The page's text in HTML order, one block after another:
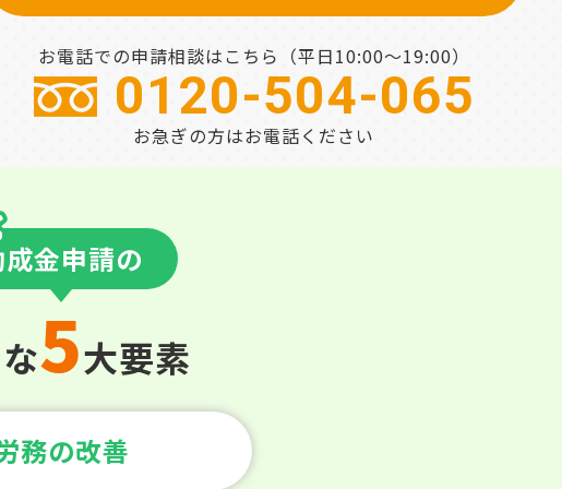
お電話での申請相談はこちら （平日10:00～19:00）
0120-504-065
お急ぎの方はお電話ください
金申請の
5大要素
務の改善